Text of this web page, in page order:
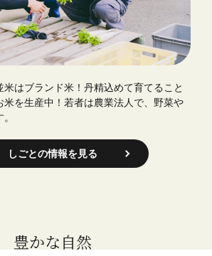
米はブランド米！丹精込めて育てること
米を生産中！若者は農業法人で、野菜や
しごとの情報を見る
豊かな自然